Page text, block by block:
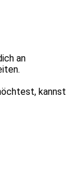
an
kannst